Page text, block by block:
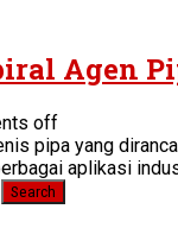
Agen
off
pipa yang
aplikasi